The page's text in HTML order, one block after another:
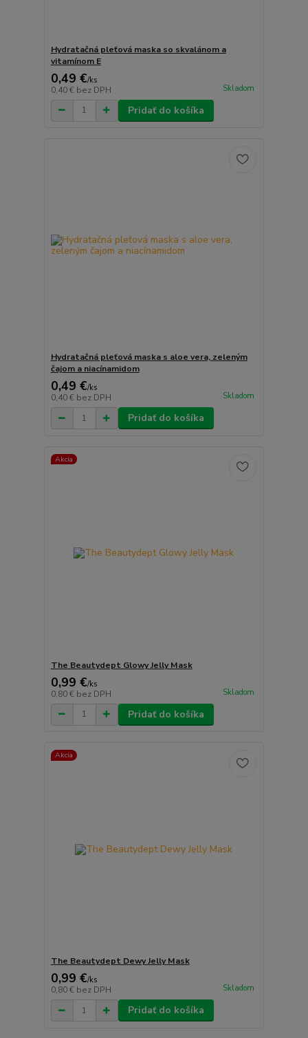
Hydratačná pleťová maska so skvalánom a
vitamínom E
0,49 €/ks
0,40 € bez DPH Skladom
Pridať do košíka
Hydratačná pleťová maska s aloe vera, zeleným
čajom a niacínamidom
0,49 €/ks
0,40 € bez DPH Skladom
Pridať do košíka
Akcia
The Beautydept Glowy Jelly Mask
0,99 €/ks
0,80 € bez DPH Skladom
Pridať do košíka
Akcia
The Beautydept Dewy Jelly Mask
0,99 €/ks
0,80 € bez DPH Skladom
Pridať do košíka